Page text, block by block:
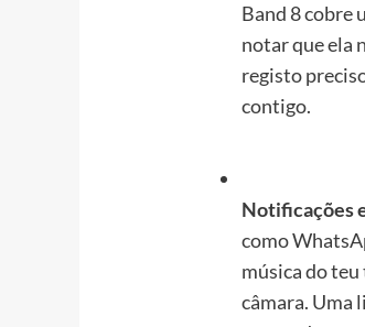
Band 8 cobre
notar que ela
registo
contigo.
Notificações
como
música do
câmara. Uma